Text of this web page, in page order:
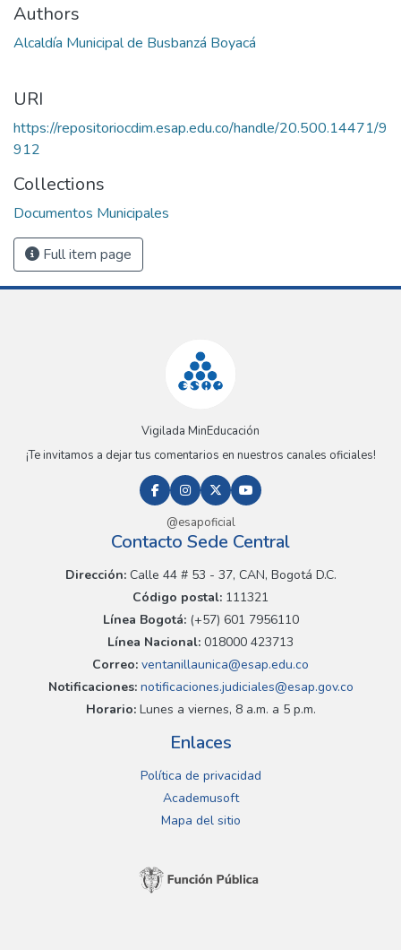
Authors
Alcaldía Municipal de Busbanzá Boyacá
URI
https://repositoriocdim.esap.edu.co/handle/20.500.14471/9
912
Collections
Documentos Municipales
Full item page
Vigilada MinEducación
¡Te invitamos a dejar tus comentarios en nuestros canales oficiales!
@esapoficial
Contacto Sede Central
Dirección:Calle 44 # 53 - 37, CAN, Bogotá D.C.
Código postal: 111321
Línea Bogotá:(+57) 601 7956110
Línea Nacional: 018000 423713
Correo: ventanillaunica@esap.edu.co
Notificaciones:notificaciones.judiciales@esap.gov.co
Horario:Lunes a viernes, 8 a.m. a 5 p.m.
Enlaces
Política de privacidad
Academusoft
Mapa del sitio